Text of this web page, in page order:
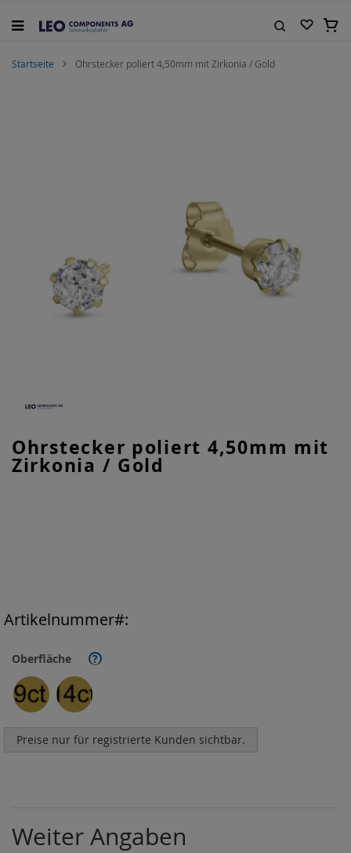
Inhalt
Startseite Ohrstecker poliert 4,50mm mit Zirkonia / Gold
Ohrstecker poliert 4,50mm mit
Zirkonia / Gold
Oberfläche ?
Preise nur für registrierte Kunden sichtbar.
Artikelnummer
Anfang
der
Bildgalerie
Weiter Angaben